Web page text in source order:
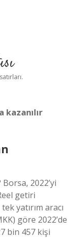
kazanılır
2022’yi
getiri
yatırım aracı
göre 2022’de
bin 457 kişi